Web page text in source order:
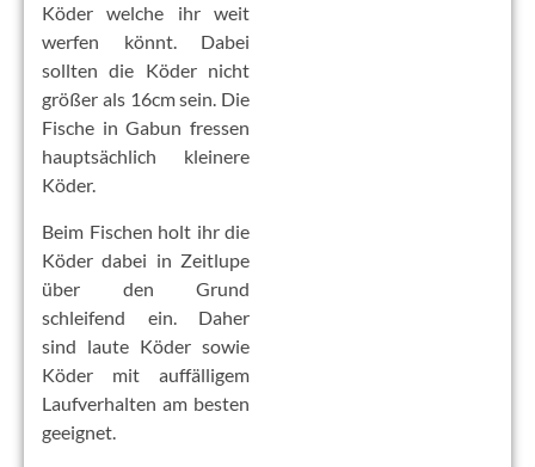
Köder welche ihr weit
werfen könnt. Dabei
sollten die Köder nicht
größer als 16cm sein. Die
Fische in Gabun fressen
hauptsächlich kleinere
Köder.
Beim Fischen holt ihr die
Köder dabei in Zeitlupe
über den Grund
schleifend ein. Daher
sind laute Köder sowie
Köder mit auffälligem
Laufverhalten am besten
geeignet.